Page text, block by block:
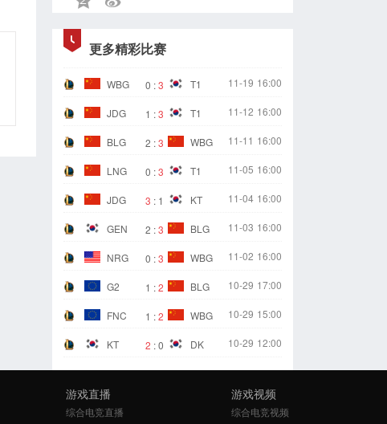
更多精彩比赛
WBG 0 :3 T1 11-19 16:00
JDG 1 :3 T1 11-12 16:00
BLG 2 :3 WBG 11-11 16:00
LNG 0 :3 T1 11-05 16:00
JDG 3 : 1 KT 11-04 16:00
GEN 2 :3 BLG 11-03 16:00
NRG 0 :3 WBG 11-02 16:00
G2 1 :2 BLG 10-29 17:00
FNC 1 :2 WBG 10-29 15:00
KT 2 :0 DK 10-29 12:00
游戏直播
综合电竞直播
游戏视频
综合电竞视频